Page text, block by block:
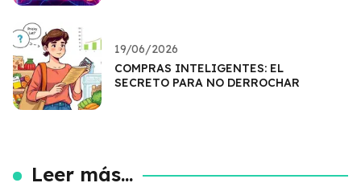
19/06/2026
COMPRAS INTELIGENTES: EL
SECRETO PARA NO DERROCHAR
Leer más...